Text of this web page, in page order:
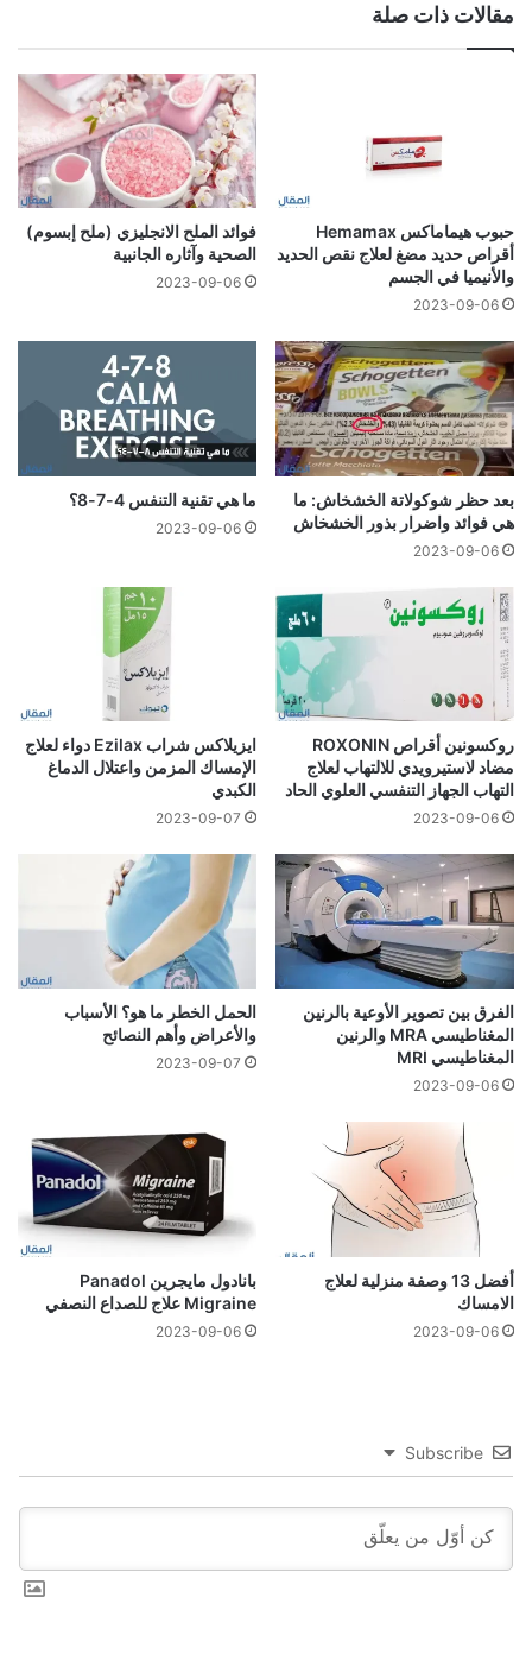
مقالات ذات صلة
حبوب هيماماكس Hemamax
أقراص حديد مضغ لعلاج نقص الحديد
والأنيميا في الجسم
2023-09-06
فوائد الملح الانجليزي (ملح إبسوم)
الصحية وآثاره الجانبية
2023-09-06
بعد حظر شوكولاتة الخشخاش: ما
هي فوائد واضرار بذور الخشخاش
2023-09-06
ما هي تقنية التنفس 4-7-8؟
2023-09-06
روكسونين أقراص ROXONIN
مضاد لاستيرويدي للالتهاب لعلاج
التهاب الجهاز التنفسي العلوي الحاد
2023-09-06
ايزيلاكس شراب Ezilax دواء لعلاج
الإمساك المزمن واعتلال الدماغ
الكبدي
2023-09-07
الفرق بين تصوير الأوعية بالرنين
المغناطيسي MRA والرنين
المغناطيسي MRI
2023-09-06
الحمل الخطر ما هو؟ الأسباب
والأعراض وأهم النصائح
2023-09-07
أفضل 13 وصفة منزلية لعلاج
الامساك
2023-09-06
بانادول مايجرين Panadol
Migraine علاج للصداع النصفي
2023-09-06
Subscribe